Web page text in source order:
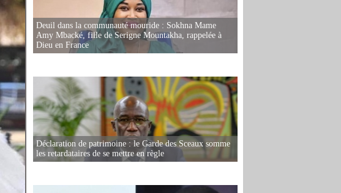
Deuil dans la communauté mouride : Sokhna Mame
Amy Mbacké, fille de Serigne Mountakha, rappelée à
Dieu en France
Déclaration de patrimoine : le Garde des Sceaux somme
les retardataires de se mettre en règle